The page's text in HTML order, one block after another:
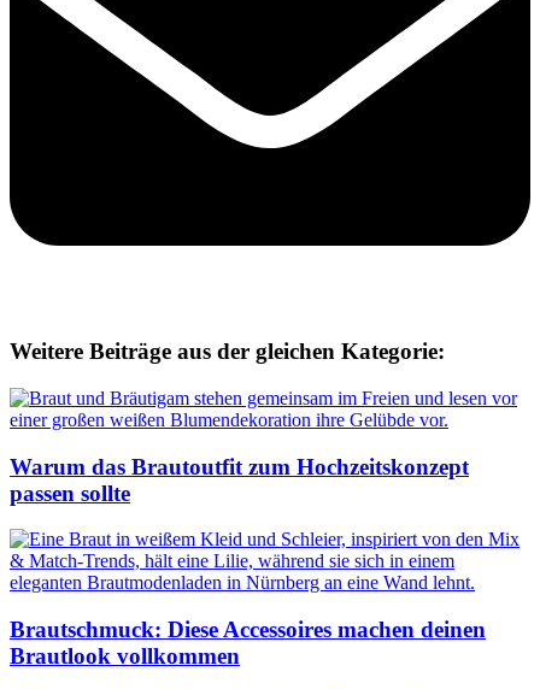
Weitere Beiträge aus der gleichen Kategorie:
Warum das Brautoutfit zum Hochzeitskonzept
passen sollte
Brautschmuck: Diese Accessoires machen deinen
Brautlook vollkommen